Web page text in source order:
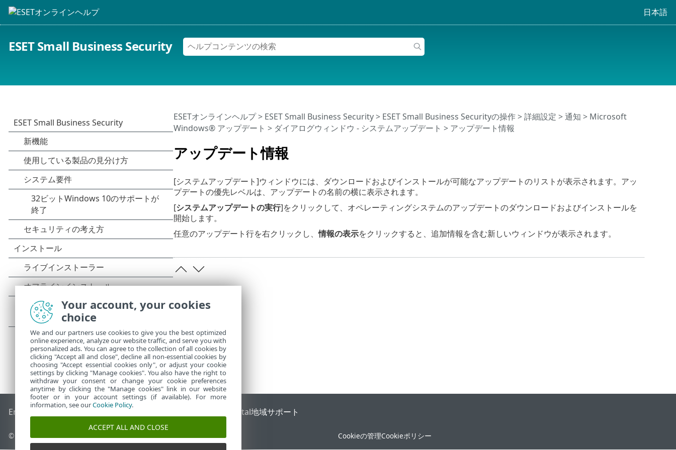
日本語
ESET Small Business Security
アップデート情報
ESETオンラインヘルプ> ESET Small Business Security> ESET Small Business Securityの操作>詳細設定 >通知 > Microsoft
Windows® アップデート > ダイアログウィンドウ - システムアップデート > アップデート情報
[システムアップデート]ウィンドウには、ダウンロードおよびインストールが可能なアップデートのリストが表示されます。アッ
プデートの優先レベルは、アップデートの名前の横に表示されます。
[システムアップデートの実行]をクリックして、オペレーティングシステムのアップデートのダウンロードおよびインストールを
開始します。
任意のアップデート行を右クリックし、情報の表示をクリックすると、追加情報を含む新しいウィンドウが表示されます。
End of Life ESETナレッジベース ESETフォーラム ESET Status Portal地域サポート
© 1992 - 2026 ESET, spol. s r.o. - All rights reserved. Cookieの管理Cookieポリシー
Your account, your cookies
choice
We and our partners use cookies to give you the best optimized
online experience, analyze our website traffic, and serve you with
personalized ads. You can agree to the collection of all cookies by
clicking "Accept all and close", decline all non-essential cookies by
choosing "Accept essential cookies only", or adjust your cookie
settings by clicking "Manage cookies". You also have the right to
withdraw your consent or change your cookie preferences
anytime by clicking the "Manage cookies" link in our website
footer or in your account settings (if available). For more
information, see ourCookie Policy.
ACCEPT ALL AND CLOSE